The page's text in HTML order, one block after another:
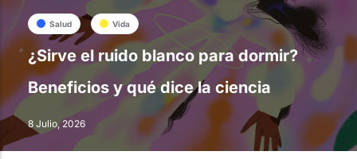
Salud Vida
¿Sirve el ruido blanco para dormir?
Beneficios y qué dice la ciencia
8 Julio, 2026